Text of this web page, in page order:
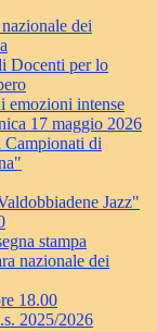
dei
Docenti per lo
emozioni intense
17 maggio 2026
Campionati di
Jazz"
stampa
nazionale dei
18.00
2025/2026